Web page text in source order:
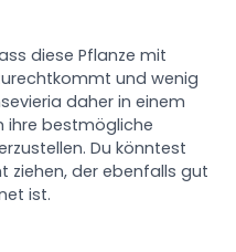
diese Pflanze mit
und wenig
daher in einem
ihre bestmögliche
Du könntest
ziehen, der ebenfalls gut
ist.